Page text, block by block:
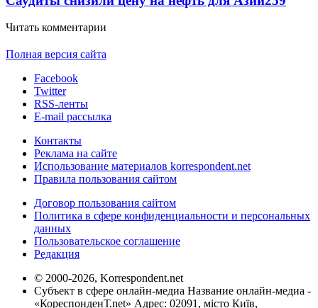
Читать комментарии
Полная версия сайта
Facebook
Twitter
RSS-ленты
E-mail рассылка
Контакты
Реклама на сайте
Использование материалов korrespondent.net
Правила пользования сайтом
Договор пользования сайтом
Политика в сфере конфиденциальности и персональных
данных
Пользовательское соглашение
Редакция
© 2000-2026, Korrespondent.net
Субъект в сфере онлайн-медиа Название онлайн-медиа -
«КореспонденТ.net» Адрес: 02091, місто Київ,